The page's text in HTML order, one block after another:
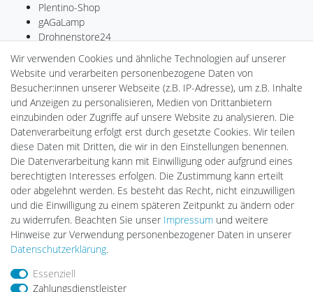
Plentino-Shop
gAGaLamp
Drohnenstore24
MeinUSB
Batteriespeicher
PlentiSolar
Gebrauchtlicht
Ledkauf
DEYESOLAR
Lightech Connect
CardanLight Europe
FORTIMO LEDs
LED-RETROSHOP
Wallbox24
Impressum
Wir verwenden Cookies und ähnliche Technologien auf unserer
Website und verarbeiten personenbezogene Daten von
Besucher:innen unserer Webseite (z.B. IP-Adresse), um z.B. Inhalte
und Anzeigen zu personalisieren, Medien von Drittanbietern
einzubinden oder Zugriffe auf unsere Website zu analysieren. Die
Datenverarbeitung erfolgt erst durch gesetzte Cookies. Wir teilen
diese Daten mit Dritten, die wir in den Einstellungen benennen.
Die Datenverarbeitung kann mit Einwilligung oder aufgrund eines
berechtigten Interesses erfolgen. Die Zustimmung kann erteilt
oder abgelehnt werden. Es besteht das Recht, nicht einzuwilligen
und die Einwilligung zu einem späteren Zeitpunkt zu ändern oder
zu widerrufen. Beachten Sie unser Impressum und weitere
Hinweise zur Verwendung personenbezogener Daten in unserer
Daten­schutz­erklärung.
Essenziell
Zahlungsdienstleister